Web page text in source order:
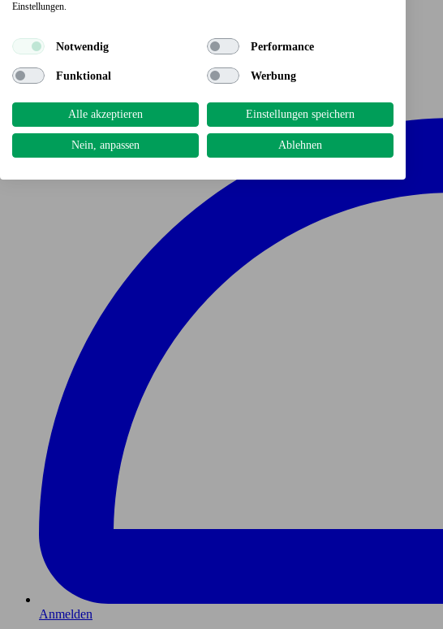
Anmelden
Einstellungen.
Notwendig Performance
Funktional Werbung
Alle akzeptieren Einstellungen speichern
Nein, anpassen Ablehnen